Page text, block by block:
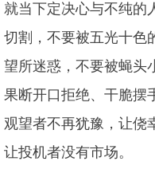
就当下定决心与不纯的
切割，不要被五光十色
望所迷惑，不要被蝇头
果断开口拒绝、干脆摆
观望者不再犹豫，让侥
让投机者没有市场。